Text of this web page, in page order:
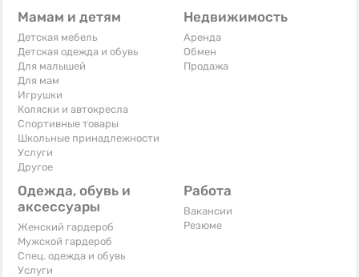
Мамам и детям
Детская мебель
Детская одежда и обувь
Для малышей
Для мам
Игрушки
Коляски и автокресла
Спортивные товары
Школьные принадлежности
Услуги
Другое
Недвижимость
Аренда
Обмен
Продажа
Одежда, обувь и
аксессуары
Женский гардероб
Мужской гардероб
Спец. одежда и обувь
Услуги
Работа
Вакансии
Резюме